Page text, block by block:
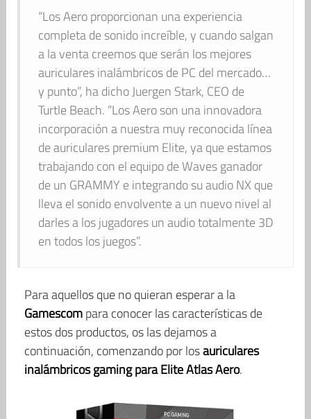
“Los Aero proporcionan una experiencia
completa de sonido increíble, y cuando salgan
a la venta creemos que serán los mejores
auriculares inalámbricos de PC del mercado…
y punto”, ha dicho Juergen Stark, CEO de
Turtle Beach. “Los Aero son una innovadora
incorporación a nuestra muy reconocida línea
de auriculares premium Elite, ya que estamos
trabajando con el equipo de Waves ganador
de un GRAMMY e integrando su audio NX que
lleva el sonido envolvente a un nuevo nivel al
darles a los jugadores un audio totalmente 3D
en todos los juegos”.
Para aquellos que no quieran esperar a la
Gamescompara conocer las características de
estos dos productos, os las dejamos a
continuación, comenzando por losauriculares
inalámbricos gaming para Elite Atlas Aero.